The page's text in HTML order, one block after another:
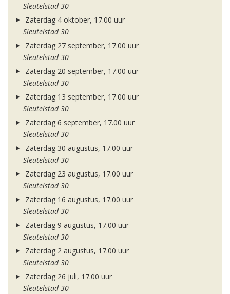
Sleutelstad 30
Zaterdag 4 oktober, 17.00 uur
Sleutelstad 30
Zaterdag 27 september, 17.00 uur
Sleutelstad 30
Zaterdag 20 september, 17.00 uur
Sleutelstad 30
Zaterdag 13 september, 17.00 uur
Sleutelstad 30
Zaterdag 6 september, 17.00 uur
Sleutelstad 30
Zaterdag 30 augustus, 17.00 uur
Sleutelstad 30
Zaterdag 23 augustus, 17.00 uur
Sleutelstad 30
Zaterdag 16 augustus, 17.00 uur
Sleutelstad 30
Zaterdag 9 augustus, 17.00 uur
Sleutelstad 30
Zaterdag 2 augustus, 17.00 uur
Sleutelstad 30
Zaterdag 26 juli, 17.00 uur
Sleutelstad 30